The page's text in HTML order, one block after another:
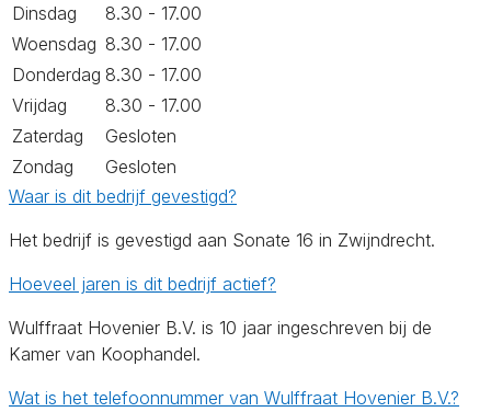
Dinsdag
8.30 - 17.00
Woensdag 8.30 - 17.00
Donderdag 8.30 - 17.00
Vrijdag
8.30 - 17.00
Zaterdag
Gesloten
Zondag
Gesloten
Waar is dit bedrijf gevestigd?
Het bedrijf is gevestigd aan Sonate 16 in Zwijndrecht.
Hoeveel jaren is dit bedrijf actief?
Wulffraat Hovenier B.V. is 10 jaar ingeschreven bij de
Kamer van Koophandel.
Wat is het telefoonnummer van Wulffraat Hovenier B.V.?